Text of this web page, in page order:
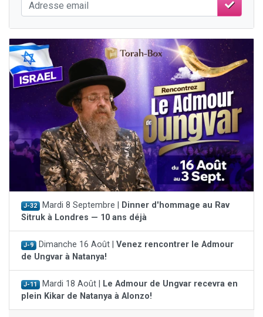
J-32 Mardi 8 Septembre |
Dinner d'hommage au Rav
Sitruk à Londres — 10 ans déjà
J-9 Dimanche 16 Août | Venez rencontrer le Admour
de Ungvar à Natanya!
J-11 Mardi 18 Août |
Le Admour de Ungvar recevra en
plein Kikar de Natanya à Alonzo!